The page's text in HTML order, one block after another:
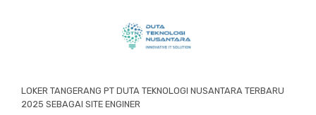
LOKER TANGERANG PT DUTA TEKNOLOGI NUSANTARA TERBARU
2025 SEBAGAI SITE ENGINER